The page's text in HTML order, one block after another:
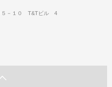
５－１０ T&Tビル 4